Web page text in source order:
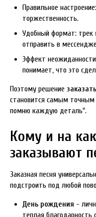
Правильное
торжественность.
Удобный формат: трек
отправить в
Эффект
понимает, что это
Поэтому решение
становится самым точным
помню каждую деталь".
Кому и на
заказывают
Заказная песня
подстроить под любой
День рождения -